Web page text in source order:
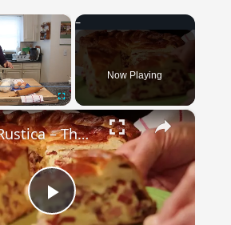
×
Fullscreen
Now Playing
×
Play
Pizza Rustica – The Ultimate Italian Easter Pie!